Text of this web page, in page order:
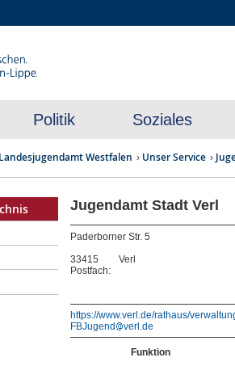
Politik Soziales
Westfalen Unser Service
Jugendamt Stadt Verl
Paderborner Str. 5
33415
Verl
Postfach:
https://www.verl.de/rathaus/
FBJugend
verl.de
Funktion